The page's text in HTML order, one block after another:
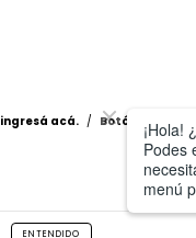
ENTENDIDO
ingresá acá. / Botón de